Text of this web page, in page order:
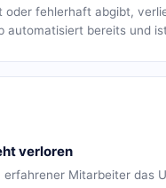
oder fehlerhaft abgibt,
automatisiert bereits und
verloren
erfahrener Mitarbeiter das